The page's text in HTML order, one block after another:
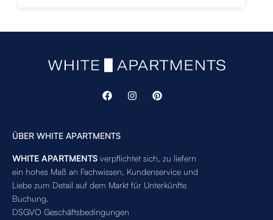
ÜBER WHITE APARTMENTS
WHITE APARTMENTS verpflichtet sich, zu liefern
ein hohes Maß an Fachwissen, Kundenservice und
Liebe zum Detail auf dem Markt für Unterkünfte
Buchung.
DSGVO Geschäftsbedingungen